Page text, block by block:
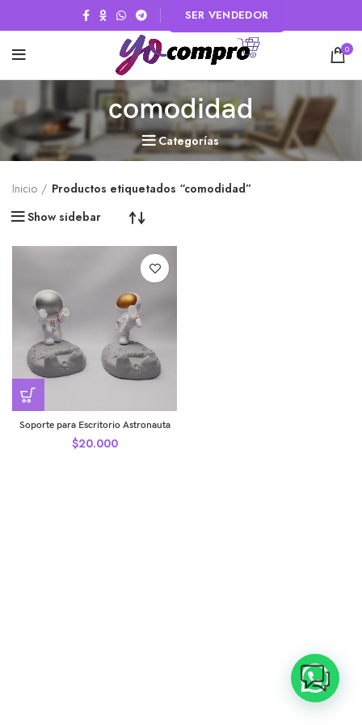
SER VENDEDOR
0
comodidad
Categorías
Inicio
Productos etiquetados “comodidad”
Show sidebar
Soporte para Escritorio Astronauta
$20.000